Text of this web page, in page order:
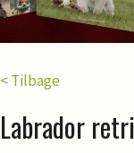
< Tilbage
Labrador